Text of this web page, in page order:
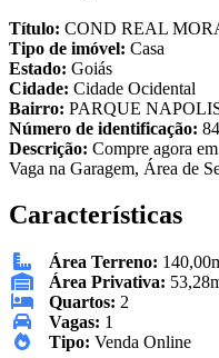
Título: COND REAL
Tipo de imóvel: Casa
Estado: Goiás
Cidade: Cidade Ocidental
Bairro: PARQUE
Número de identificação:
Descrição: Compre agora
Vaga na Garagem, Área de
Características
Área Terreno:
Área Privativa:
Quartos: 2
Vagas: 1
Tipo: Venda Online